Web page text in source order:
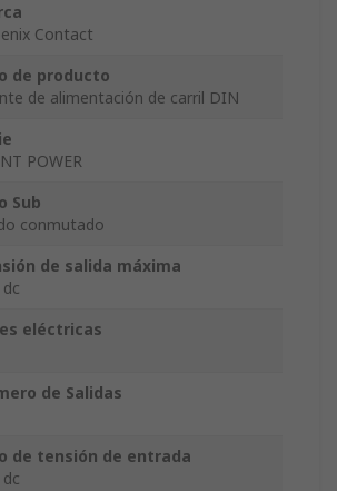
Contact
de producto
de alimentación de carril DIN
POWER
Sub
conmutado
de salida máxima
eléctricas
de Salidas
de tensión de entrada